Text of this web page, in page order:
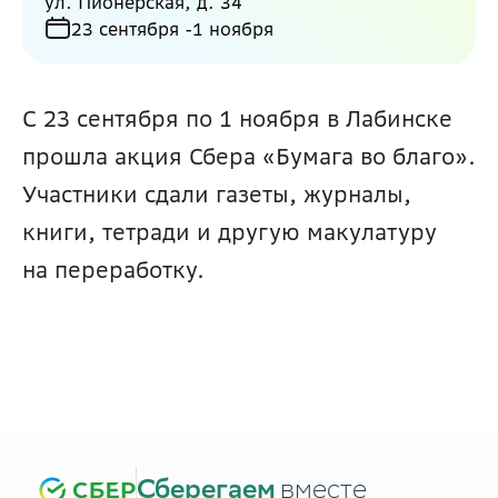
23 сентября -1 ноября
С 23 сентября по 1 ноября в Лабинске
прошла акция Сбера «Бумага во благо».
Участники сдали газеты, журналы,
книги, тетради и другую макулатуру
на переработку.